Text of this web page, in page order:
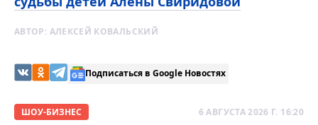
АВТОР: АЛЕКСЕЙ КОВАЛЬСКИЙ
Подписаться в Google Новостях
ШОУ-БИЗНЕС 6 АВГУСТА 2026 Г. 16:20